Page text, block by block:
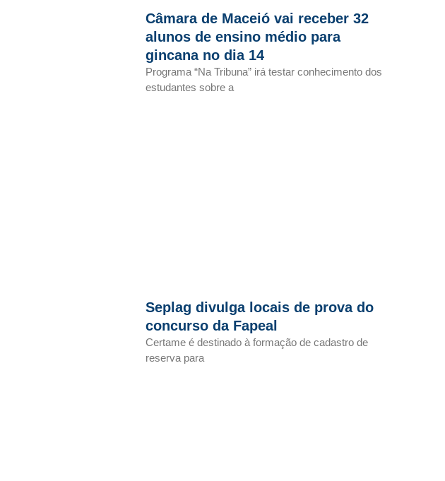
Câmara de Maceió vai receber 32
alunos de ensino médio para
gincana no dia 14
Programa “Na Tribuna” irá testar conhecimento dos
estudantes sobre a
Seplag divulga locais de prova do
concurso da Fapeal
Certame é destinado à formação de cadastro de
reserva para